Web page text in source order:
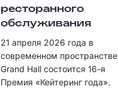
ресторанного
обслуживания
21 апреля 2026 года в
современном пространстве
Grand Hall состоится 16-я
Премия «Кейтеринг года».